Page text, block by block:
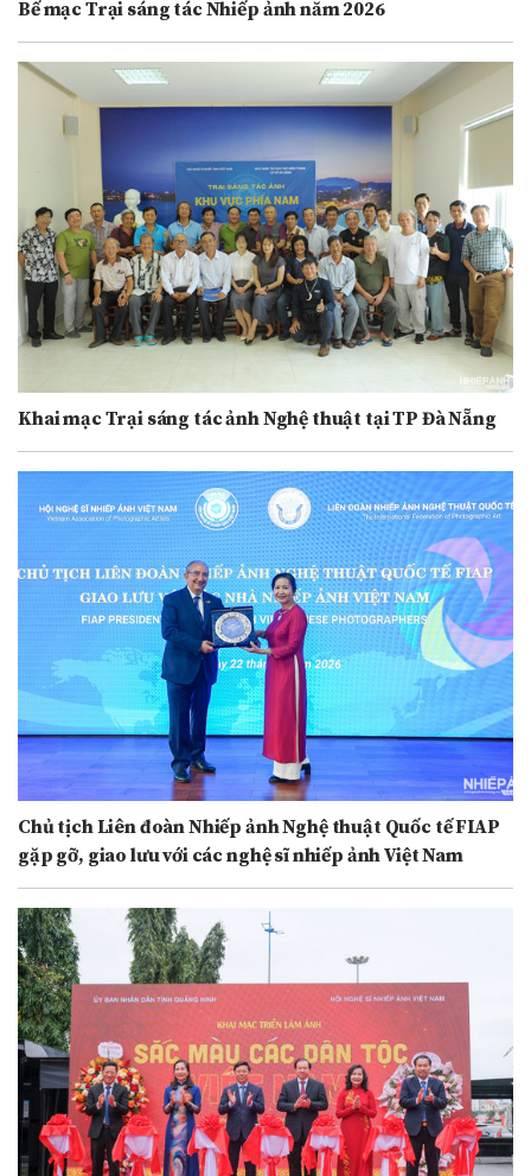
Bế mạc Trại sáng tác Nhiếp ảnh năm 2026
Khai mạc Trại sáng tác ảnh Nghệ thuật tại TP Đà Nẵng
Chủ tịch Liên đoàn Nhiếp ảnh Nghệ thuật Quốc tế FIAP
gặp gỡ, giao lưu với các nghệ sĩ nhiếp ảnh Việt Nam